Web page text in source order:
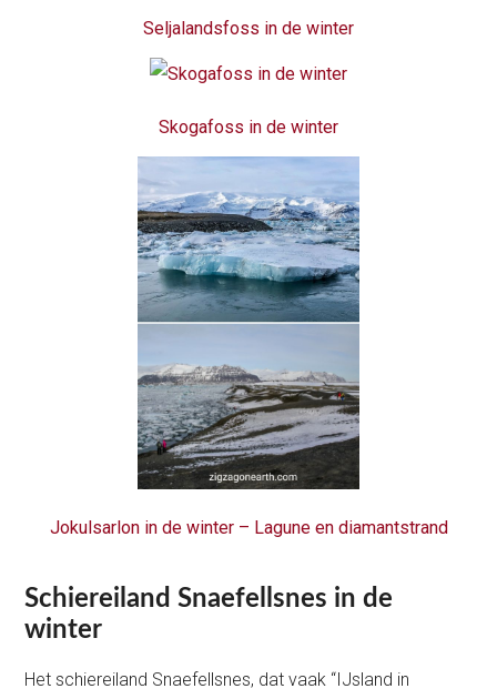
Seljalandsfoss in de winter
Skogafoss in de winter
Jokulsarlon in de winter – Lagune en diamantstrand
Schiereiland Snaefellsnes in de
winter
Het schiereiland Snaefellsnes, dat vaak “IJsland in